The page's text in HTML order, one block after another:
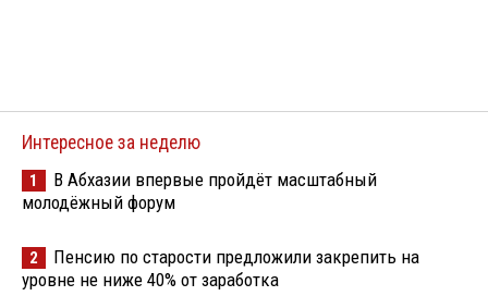
Интересное за неделю
1
В Абхазии впервые пройдёт масштабный
молодёжный форум
2
Пенсию по старости предложили закрепить на
уровне не ниже 40% от заработка